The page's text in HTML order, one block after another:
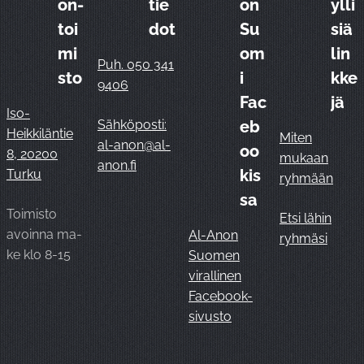
on-
toi
mi
sto
Iso-
Heikkiläntie
8, 20200
Turku
Toimisto
avoinna ma-
ke klo 8-15
tie
dot
Puh. 050 341
9406
Sähköposti:
al-anon@al-
anon.fi
on
Su
om
i
Fac
eb
oo
kis
sa
Al-Anon
Suomen
virallinen
Facebook-
sivusto
ylli
siä
lin
kke
jä
Miten
mukaan
ryhmään
Etsi lähin
ryhmäsi